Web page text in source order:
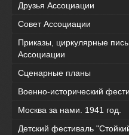
Друзья Ассоциации
Совет Ассоциации
Приказы, циркулярные
Ассоциации
Сценарные планы
Военно-исторический
Москва за нами. 1941 год.
Детский фестиваль